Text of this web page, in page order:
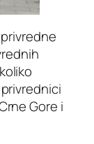
Gore i